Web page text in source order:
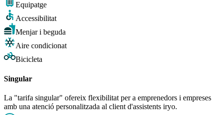
Equipatge
Accessibilitat
Menjar i beguda
Aire condicionat
Bicicleta
Singular
La "tarifa singular" ofereix flexibilitat per a emprenedors i empreses
amb una atenció personalitzada al client d'assistents iryo.